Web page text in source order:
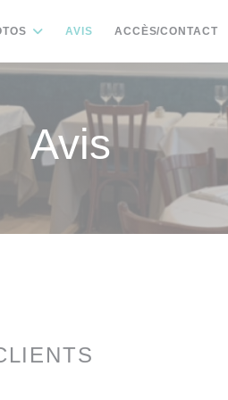
AVIS ACCÈS/CONTACT
Avis